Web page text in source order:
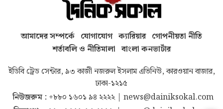
আমাদের সম্পর্কে যোগাযোগ ক্যারিয়ার গোপনীয়তা নীতি
শর্তাবলি ও নীতিমালা বাংলা কনভার্টার
ইডিবি ট্রেড সেন্টার, ৯৩ কাজী নজরুল ইসলাম এভিনিউ, কারওয়ান বাজার,
ঢাকা-১২১৫
নিউজরুম : +৮৮০ ১৬০১ ৯৪ ২২২২| news@dainiksokal.com